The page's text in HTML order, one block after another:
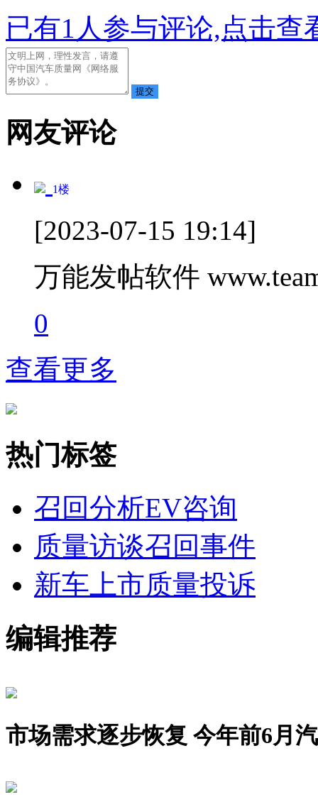
已有1 人参与评论,点击查
网友评论
1楼
[2023-07-15 19:14]
万能发帖软件
0
查看更多
热门标签
召回分析EV咨询
质量访谈召回事件
新车上市质量投诉
编辑推荐
市场需求逐步恢复 今年前6月